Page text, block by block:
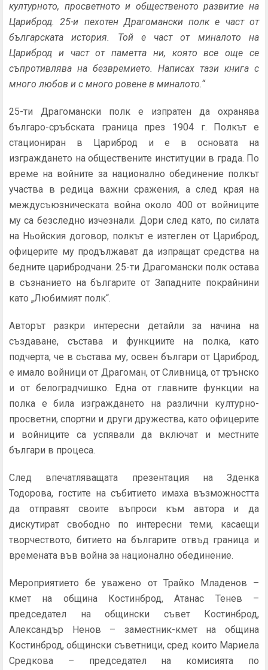
културното, просветното и общественото развитие на
Цариброд. 25-и пехотен Драгомански полк е част от
българската история. Той е част от миналото на
Цариброд и част от паметта ни, която все още се
съпротивлява на безвремието. Написах тази книга с
много любов и с много ровене в миналото.“
25-ти Драгомански полк е изпратен да охранява
българо-сръбската граница през 1904 г. Полкът е
стациониран в Цариброд и е в основата на
изграждането на обществените институции в града. По
време на войните за национално обединение полкът
участва в редица важни сражения, а след края на
междусъюзническата война около 400 от войниците
му са безследно изчезнали. Дори след като, по силата
на Ньойския договор, полкът е изтеглен от Цариброд,
офицерите му продължават да изпращат средства на
бедните царибродчани. 25-ти Драгомански полк остава
в съзнанието на българите от Западните покрайнини
като „Любимият полк“.
Авторът разкри интересни детайли за начина на
създаване, състава и функциите на полка, като
подчерта, че в състава му, освен българи от Цариброд,
е имало войници от Драгоман, от Сливница, от трънско
и от белоградчишко. Една от главните функции на
полка е била изграждането на различни културно-
просветни, спортни и други дружества, като офицерите
и войниците са успявали да включат и местните
българи в процеса.
След впечатляващата презентация на Зденка
Тодорова, гостите на събитието имаха възможността
да отправят своите въпроси към автора и да
дискутират свободно по интересни теми, касаещи
творчеството, битието на българите отвъд граница и
времената във война за национално обединение.
Мероприятието бе уважено от Трайко Младенов –
кмет на община Костинброд, Атанас Тенев –
председател на общински съвет Костинброд,
Александър Ненов – заместник-кмет на община
Костинброд, общински съветници, сред които Мариела
Средкова – председател на комисията по